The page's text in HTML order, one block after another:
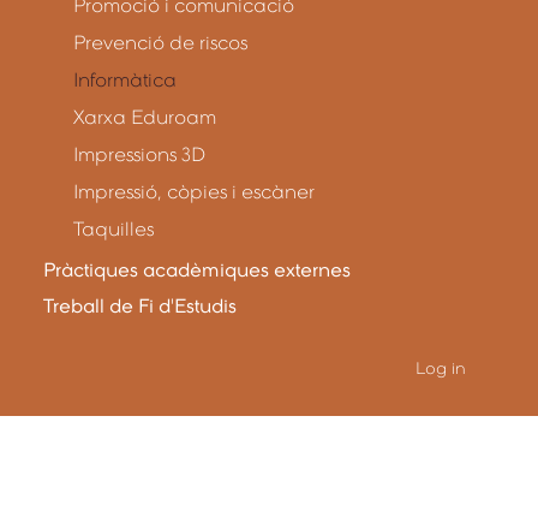
Promoció i comunicació
Prevenció de riscos
Informàtica
Xarxa Eduroam
Impressions 3D
Impressió, còpies i escàner
Taquilles
Pràctiques acadèmiques externes
Treball de Fi d'Estudis
Log in